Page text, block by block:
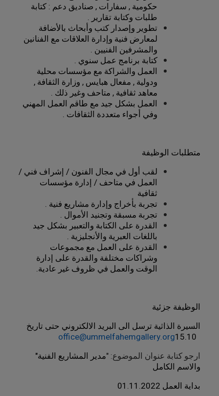
حكومية , سفارات , صناديق دعم : كتابة
طلبات وكتابة تقارير .
تطوير وإصدار كتب وأبحاث بالأضافة
لمعارض فنية وإدارة العلاقات مع الفنانين
والمشرفين الفنيين .
كتابة برنامج عمل سنوي .
العمل والشراكة مع مؤسسات محلية
ودولية , مفعال هبايس , وزارة الثقافة ,
معاهد ثقافية , متاحف وغير ذلك .
العمل بشكل جيد مع طاقم العمل المهني
وفي أجواء متعددة الثقافات .
متطلبات الوظيفة
لقب أول في مجال الفنون / إشراف فني /
العمل في متاحف / إدارة مؤسسات
ثقافية
تجربة بأخراج وإدارة مشاريع فنية .
تجربة مسبقة وتجنيد الأموال .
القدرة على الكتابة والتعبير بشكل جيد
باللغات العبرية والأنجليزية .
القدرة على العمل مع مجموعات
وشراكات مختلفة والقدرة على إدارة
الوقت والعمل في ظروف غير عادية.
الوظيفة جزئية
السيرة الذاثية ترسل الى البريد الالكتروني حتى تاريخ
15.10
office@ummelfahemgallery.org
ارجو كتابة عنوان الموضوع: "مدير المشاريع الفنية"
والاسم الكامل
بداية العمل 01.11.2022